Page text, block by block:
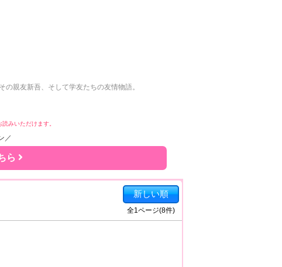
親友新吾、そして学友たちの友情物語。
みいただけます。
／
ら
新しい順
全1ページ(8件)